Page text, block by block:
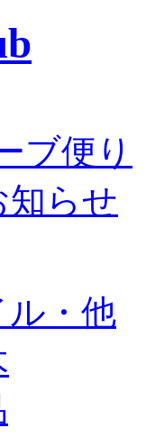
ブ便り
知らせ
ル・他